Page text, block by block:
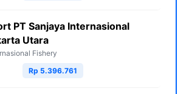
PT Sanjaya Internasional
Utara
Fishery
Rp 5.396.761